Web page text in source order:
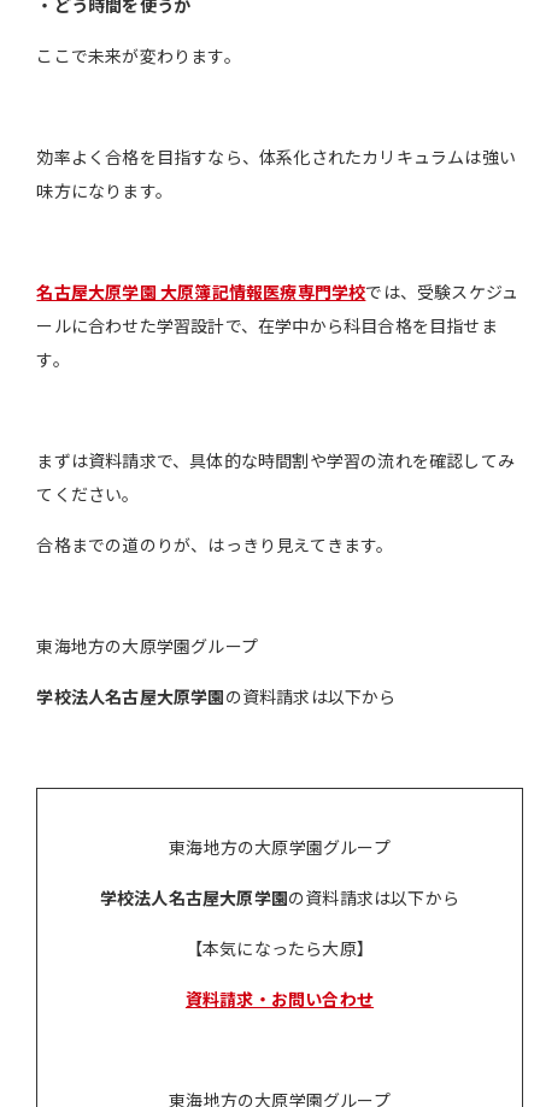
ここで未来が変わります。
効率よく合格を目指すなら、体系化されたカリキュラムは強い
味方になります。
名古屋大原学園 大原簿記情報医療専門学校では、受験スケジュ
ールに合わせた学習設計で、在学中から科目合格を目指せま
す。
まずは資料請求で、具体的な時間割や学習の流れを確認してみ
てください。
合格までの道のりが、はっきり見えてきます。
東海地方の大原学園グループ
学校法人名古屋大原学園の資料請求は以下から
東海地方の大原学園グループ
学校法人名古屋大原学園の資料請求は以下から
【本気になったら大原】
資料請求・お問い合わせ
東海地方の大原学園グループ